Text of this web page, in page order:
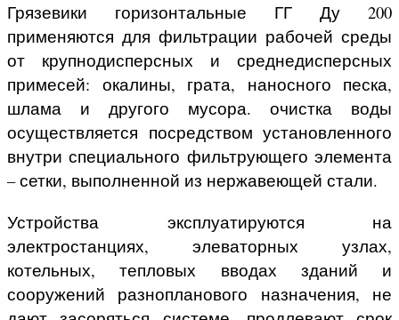
Грязевики горизонтальные ГГ Ду 200
применяются для фильтрации рабочей среды
от крупнодисперсных и среднедисперсных
примесей: окалины, грата, наносного песка,
шлама и другого мусора. очистка воды
осуществляется посредством установленного
внутри специального фильтрующего элемента
– сетки, выполненной из нержавеющей стали.
Устройства эксплуатируются на
электростанциях, элеваторных узлах,
котельных, тепловых вводах зданий и
сооружений разнопланового назначения, не